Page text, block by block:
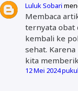
Luluk Sobari
Membaca
ternyata obat
kembali ke
sehat.
kita
12 Mei 2024